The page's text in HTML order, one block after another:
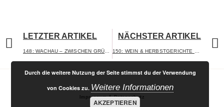
LETZTER ARTIKEL NÄCHSTER ARTIKEL
Impressum & Datenschutz
Durch die weitere Nutzung der Seite stimmst du der Verwendung
von Cookies zu. Weitere Informationen
AKZEPTIEREN